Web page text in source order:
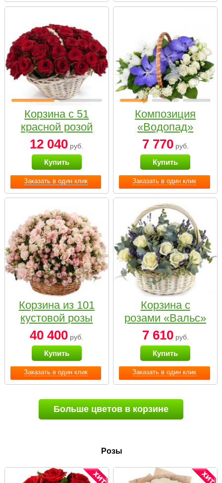
Заказать в один клик
Корзина с 51
красной розой
12 040 руб.
Купить
Заказать в один клик
Композиция
«Водопад»
7 770руб.
Купить
Заказать в один клик
Корзина из 101
кустовой розы
нежных тонов
40 400 руб.
Купить
Заказать в один клик
Корзина с
розами «Вальс»
7 610руб.
Купить
Больше цветов в корзине
Розы